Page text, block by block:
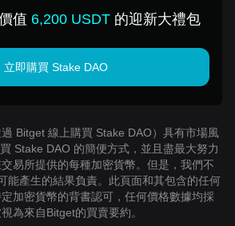
值 6,200 USDT的迎新大禮包
立即購買 Stake DAO
Bitget 線上購買 Stake DAO）具有市場風
Stake DAO 的簡便方式，並且盡最大努力
易所提供的每種加密貨幣。但是，我們不
能產生的結果負責。此頁面和其包含的任何
加密貨幣的背書認可，任何價格數據均採
為來自Bitget的買賣要約。